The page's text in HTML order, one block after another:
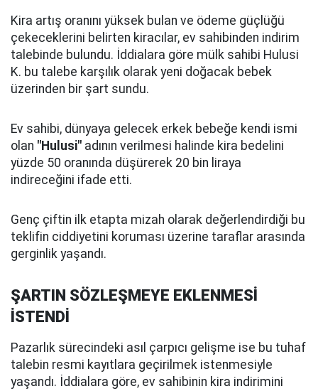
Kira artış oranını yüksek bulan ve ödeme güçlüğü
çekeceklerini belirten kiracılar, ev sahibinden indirim
talebinde bulundu. İddialara göre mülk sahibi Hulusi
K. bu talebe karşılık olarak yeni doğacak bebek
üzerinden bir şart sundu.
Ev sahibi, dünyaya gelecek erkek bebeğe kendi ismi
olan "Hulusi" adının verilmesi halinde kira bedelini
yüzde 50 oranında düşürerek 20 bin liraya
indireceğini ifade etti.
Genç çiftin ilk etapta mizah olarak değerlendirdiği bu
teklifin ciddiyetini koruması üzerine taraflar arasında
gerginlik yaşandı.
ŞARTIN SÖZLEŞMEYE EKLENMESİ
İSTENDİ
Pazarlık sürecindeki asıl çarpıcı gelişme ise bu tuhaf
talebin resmi kayıtlara geçirilmek istenmesiyle
yaşandı. İddialara göre, ev sahibinin kira indirimini